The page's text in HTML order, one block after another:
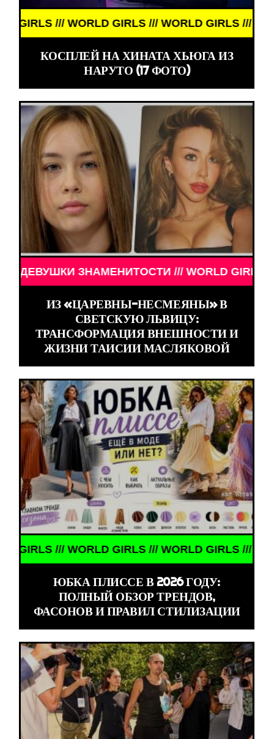
/// WORLD GIRLS /// WORLD GIRLS /// WORLD
КОСПЛЕЙ НА ХИНАТА ХЬЮГА ИЗ
НАРУТО (17 ФОТО)
ЗНАМЕНИТОСТИ /// WORLD GIRLS ///
ИЗ «ЦАРЕВНЫ-НЕСМЕЯНЫ» В
СВЕТСКУЮ ЛЬВИЦУ:
ТРАНСФОРМАЦИЯ ВНЕШНОСТИ И
ЖИЗНИ ТАИСИИ МАСЛЯКОВОЙ
/// WORLD GIRLS /// WORLD GIRLS /// WORLD
ЮБКА ПЛИССЕ В 2026 ГОДУ:
ПОЛНЫЙ ОБЗОР ТРЕНДОВ,
ФАСОНОВ И ПРАВИЛ СТИЛИЗАЦИИ